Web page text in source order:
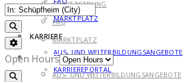
MARKTPLATZ
KARRIERE
AUS- UND WEITERBILDUNGSANGEBOTE
KARRIEREPORTAL
GESETZGEBUNG
FAQ
MARKTPLATZ
KARRIERE
AUS- UND WEITERBILDUNGSANGEBOTE
Advanced Filters
Open Hours